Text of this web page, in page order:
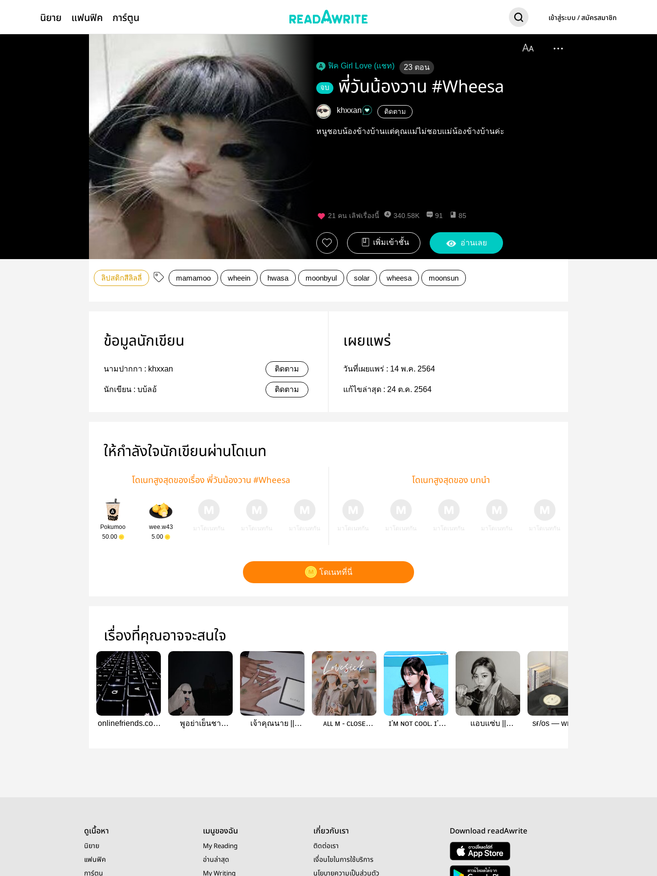
นิยาย แฟนฟิค การ์ตูน เข้าสู่ระบบ / สมัครสมาชิก
ฟิค Girl Love (แชท) 23 ตอน
จบ พี่วันน้องวาน #Wheesa
khxxan ติดตาม
หนูชอบน้องข้างบ้านแต่คุณแม่ไม่ชอบแม่น้องข้างบ้านค่ะ
21 คน เลิฟเรื่องนี้ 340.58K 91 85
เพิ่มเข้าชั้น อ่านเลย
ลิปสติกสีลิลลี่ mamamoo wheein hwasa moonbyul solar wheesa moonsun
ข้อมูลนักเขียน
นามปากกา : khxxan ติดตาม
นักเขียน : บบ้ลอ้ ติดตาม
เผยแพร่
วันที่เผยแพร่ : 14 พ.ค. 2564
แก้ไขล่าสุด : 24 ต.ค. 2564
ให้กำลังใจนักเขียนผ่านโดเนท
โดเนทสูงสุดของเรื่อง พี่วันน้องวาน #Wheesa
Pokumoo
50.00
wee.w43
5.00
มาโดเนทกัน มาโดเนทกัน มาโดเนทกัน
โดเนทสูงสุดของ บทนำ
มาโดเนทกัน มาโดเนทกัน มาโดเนทกัน มาโดเนทกัน มาโดเนทกัน
โดเนทที่นี่
เรื่องที่คุณอาจจะสนใจ
onlinefriends.com
พูอย่าเย็นชา
เจ้าคุณนาย ||
ᴀʟʟ ᴍ - ᴄʟᴏsᴇ
ɪ'ᴍ ɴᴏᴛ ᴄᴏᴏʟ. ɪ'ᴍ
แอบแซ่บ ||
sғ/ᴏs — ᴡʜᴇᴇsᴀ
ดูเนื้อหา
นิยาย
แฟนฟิค
การ์ตูน
เมนูของฉัน
My Reading
อ่านล่าสุด
My Writing
เกี่ยวกับเรา
ติดต่อเรา
เงื่อนไขในการใช้บริการ
นโยบายความเป็นส่วนตัว
Download readAwrite